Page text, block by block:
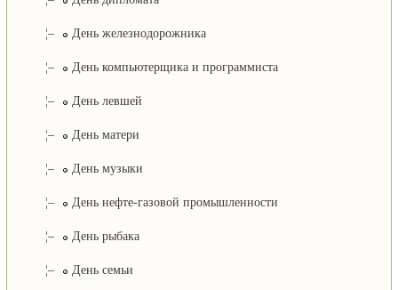
¦– День железнодорожника
¦– День компьютерщика и программиста
¦– День левшей
¦– День матери
¦– День музыки
¦– День нефте-газовой промышленности
¦– День рыбака
¦– День семьи